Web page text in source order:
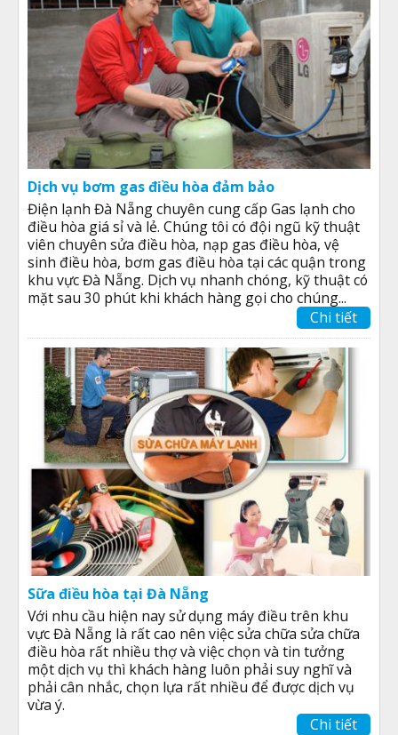
Dịch vụ bơm gas điều hòa đảm bảo
Điện lạnh Đà Nẵng chuyên cung cấp Gas lạnh cho
điều hòa giá sỉ và lẻ. Chúng tôi có đội ngũ kỹ thuật
viên chuyên sửa điều hòa, nạp gas điều hòa, vệ
sinh điều hòa, bơm gas điều hòa tại các quận trong
khu vực Đà Nẵng. Dịch vụ nhanh chóng, kỹ thuật có
mặt sau 30 phút khi khách hàng gọi cho chúng...
Chi tiết
Sữa điều hòa tại Đà Nẵng
Với nhu cầu hiện nay sử dụng máy điều trên khu
vực Đà Nẵng là rất cao nên việc sửa chữa sửa chữa
điều hòa rất nhiều thợ và việc chọn và tin tưởng
một dịch vụ thì khách hàng luôn phải suy nghĩ và
phải cân nhắc, chọn lựa rất nhiều để được dịch vụ
vừa ý.
Chi tiết